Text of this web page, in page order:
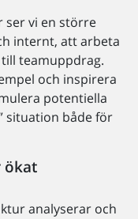
ser vi en större
internt, att arbeta
teamuppdrag.
och inspirera
potentiella
situation både för
ökat
analyserar och